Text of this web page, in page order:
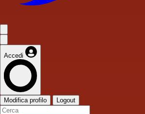
Accedi
Modifica profilo Logout